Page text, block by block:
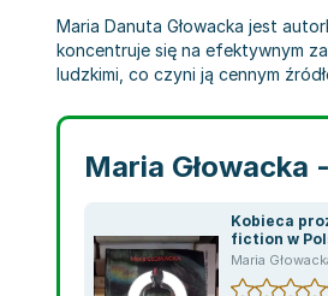
Maria Danuta Głowacka jest
koncentruje się na efektywnym
ludzkimi, co czyni ją cennym
Maria Głowacka -
Kobieca
fiction w
trzech
Maria